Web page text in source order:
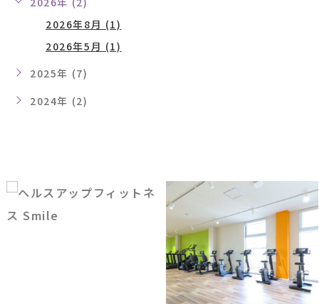
2026年8月 (1)
2026年5月 (1)
2025年 (7)
2024年 (2)